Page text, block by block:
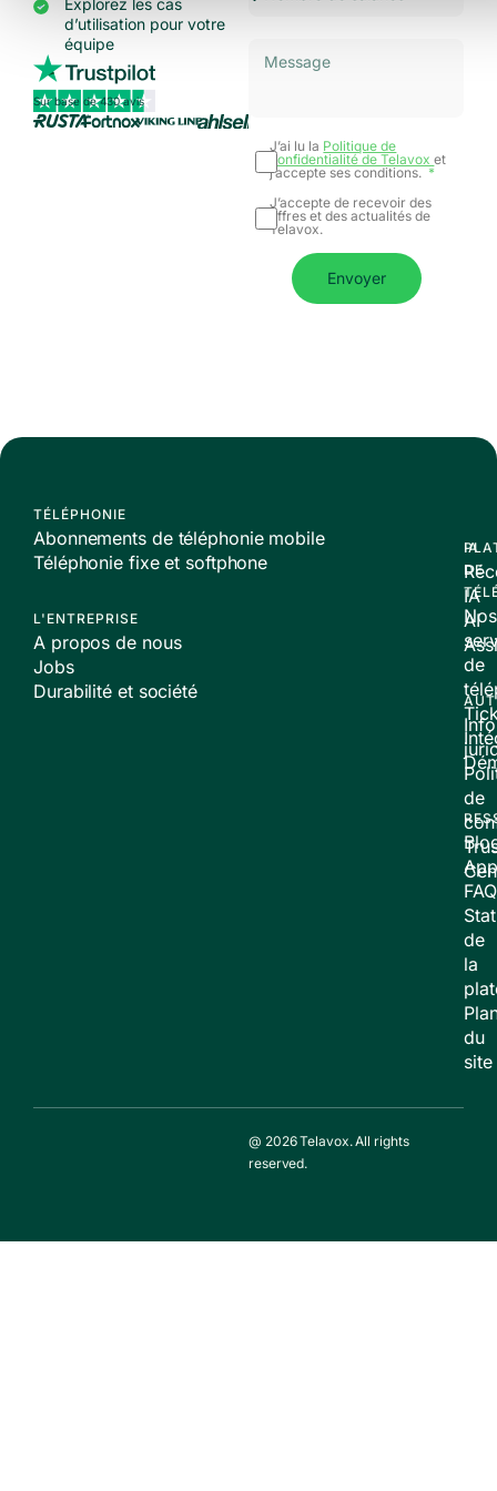
Explorez les cas
d’utilisation pour votre
équipe
Sur base de 430 avis
J’ai lu la Politique de
confidentialité de Telavoxet
j’accepte ses conditions.
J’accepte de recevoir des
offres et des actualités de
Telavox.
Envoyer
TÉLÉPHONIE
Abonnements de téléphonie mobile
Téléphonie fixe et softphone
L'ENTREPRISE
A propos de nous
Jobs
Durabilité et société
DE
Nos
de
FAQ
de
la
du
site
IA
IA
AI
de
@ 2026 Telavox. All rights
reserved.